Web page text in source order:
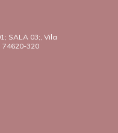
SALA 03;, Vila
74620-320